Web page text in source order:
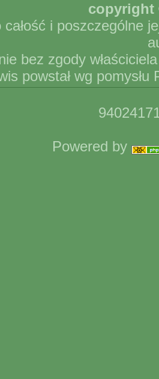
copyright
i poszczególne
bez zgody
powstał wg
Powered by